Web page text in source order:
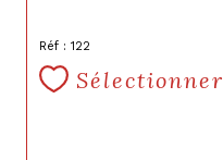
Réf : 122
Sélectionner